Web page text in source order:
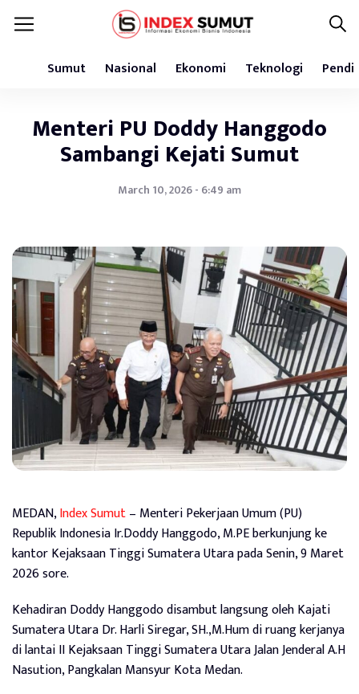
Sumut Nasional Ekonomi Teknologi
Menteri PU Doddy Hanggodo
Sambangi Kejati Sumut
March 10, 2026 - 6:49 am
MEDAN,Index Sumut– Menteri Pekerjaan Umum (PU)
Republik Indonesia Ir.Doddy Hanggodo, M.PE berkunjung ke
kantor Kejaksaan Tinggi Sumatera Utara pada Senin, 9 Maret
2026 sore.
Kehadiran Doddy Hanggodo disambut langsung oleh Kajati
Sumatera Utara Dr. Harli Siregar, SH.,M.Hum di ruang kerjanya
di lantai II Kejaksaan Tinggi Sumatera Utara Jalan Jenderal A.H
Nasution, Pangkalan Mansyur Kota Medan.